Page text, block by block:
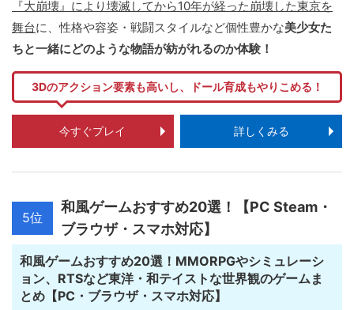
『大崩壊』により壊滅してから10年が経った崩壊した東京を
舞台に、性格や容姿・戦闘スタイルなど個性豊かな美少女た
ちと一緒にどのような物語が紡がれるのか体験！
3Dのアクション要素も高いし、ドール育成もやりこめる！
今すぐプレイ 詳しくみる
5位
和風ゲームおすすめ20選！【PC Steam・
ブラウザ・スマホ対応】
和風ゲームおすすめ20選！MMORPGやシミュレーシ
ョン、RTSなど東洋・和テイストな世界観のゲームま
とめ【PC・ブラウザ・スマホ対応】